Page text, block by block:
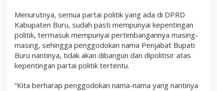
Menurutnya, semua partai politik yang ada di DPRD
Kabupaten Buru, sudah pasti mempunyai kepentingan
politik, termasuk mempunyai pertimbangannya masing-
masing, sehingga penggodokan nama Penjabat Bupati
Buru nantinya, tidak akan dibangun dan dipolitisir atas
kepentingan partai politik tertentu.
“Kita berharap penggodokan nama-nama yang nantinya